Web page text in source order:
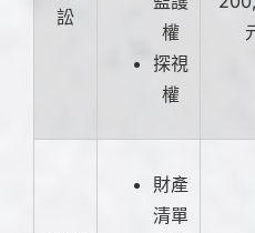
訟
權
探視
權
財產
清單